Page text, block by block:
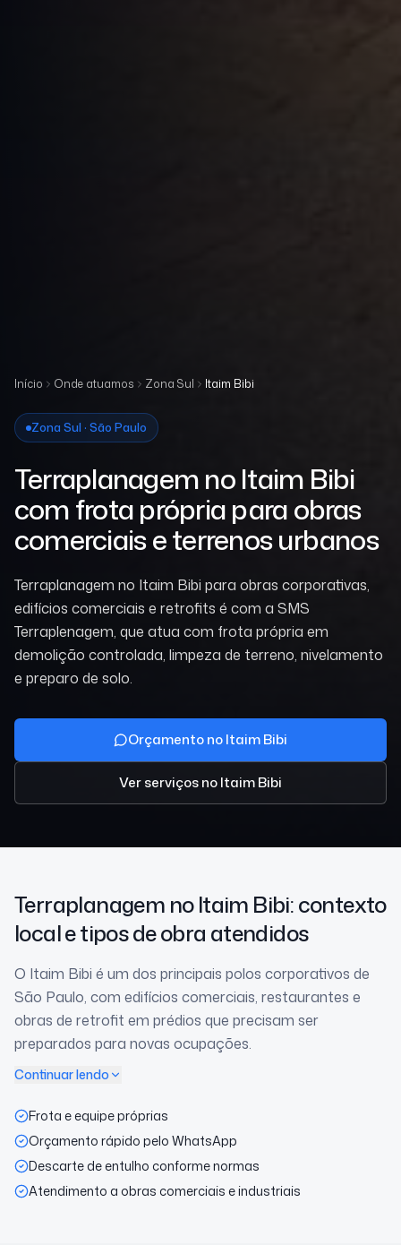
Início Onde atuamos Zona Sul Itaim Bibi
Zona Sul · São Paulo
Terraplanagem no Itaim Bibi
com frota própria para obras
comerciais e terrenos urbanos
Terraplanagem no Itaim Bibi para obras corporativas,
edifícios comerciais e retrofits é com a SMS
Terraplenagem, que atua com frota própria em
demolição controlada, limpeza de terreno, nivelamento
e preparo de solo.
Orçamento no Itaim Bibi
Ver serviçosno Itaim Bibi
Terraplanagem no Itaim Bibi: contexto
local e tipos de obra atendidos
O Itaim Bibi é um dos principais polos corporativos de
São Paulo, com edifícios comerciais, restaurantes e
obras de retrofit em prédios que precisam ser
preparados para novas ocupações.
Continuar lendo
Frota e equipe próprias
Orçamento rápido pelo WhatsApp
Descarte de entulho conforme normas
Atendimento a obras comerciais e industriais